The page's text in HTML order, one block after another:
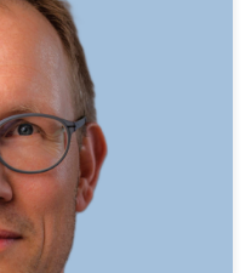
Hoeksewaard 147
GZ-psycholoog
geregistreerd